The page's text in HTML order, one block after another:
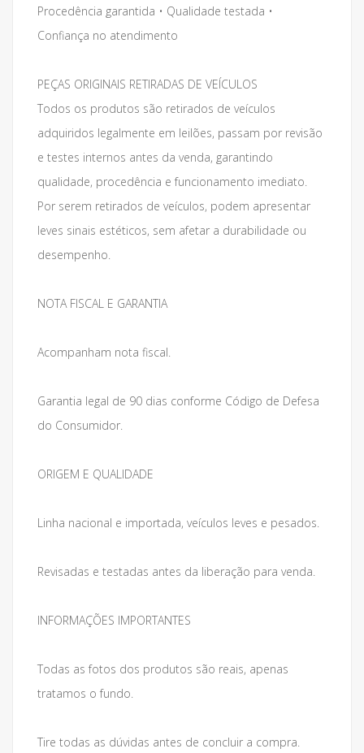
Procedência garantida • Qualidade testada •
Confiança no atendimento
PEÇAS ORIGINAIS RETIRADAS DE VEÍCULOS
Todos os produtos são retirados de veículos
adquiridos legalmente em leilões, passam por revisão
e testes internos antes da venda, garantindo
qualidade, procedência e funcionamento imediato.
Por serem retirados de veículos, podem apresentar
leves sinais estéticos, sem afetar a durabilidade ou
desempenho.
NOTA FISCAL E GARANTIA
Acompanham nota fiscal.
Garantia legal de 90 dias conforme Código de Defesa
do Consumidor.
ORIGEM E QUALIDADE
Linha nacional e importada, veículos leves e pesados.
Revisadas e testadas antes da liberação para venda.
INFORMAÇÕES IMPORTANTES
Todas as fotos dos produtos são reais, apenas
tratamos o fundo.
Tire todas as dúvidas antes de concluir a compra.